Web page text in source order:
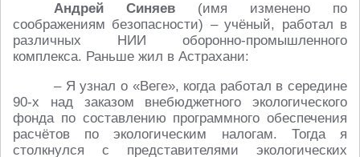
Андрей Синяев (имя изменено по
соображениям безопасности) – учёный, работал в
различных НИИ оборонно-промышленного
комплекса. Раньше жил в Астрахани:
– Я узнал о «Веге», когда работал в середине
90-х над заказом внебюджетного экологического
фонда по составлению программного обеспечения
расчётов по экологическим налогам. Тогда я
столкнулся с представителями экологических